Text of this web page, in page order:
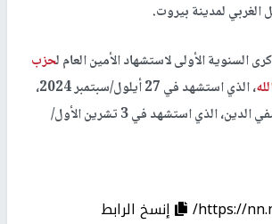
الغربي لمدينة بيروت.
السنوية الأولى لاستشهاد الأمين العام لحزب
، الذي استشهد في 27 أيلول/سبتمبر 2024،
وخلفه السيد هاشم صفي الدين، الذي استشهد في 3 تشرين الأول/
https://
إنسخ الرابط